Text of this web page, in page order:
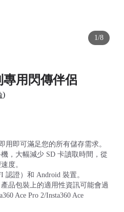
1/8
專用閃傳伴侶
)
用即可滿足您的所有儲存需求。
，大幅減少 SD 卡讀取時間，從
度。
認證）和 Android 裝置。
品包裝上的適用性資訊可能會過
Ace Pro 2/Insta360 Ace